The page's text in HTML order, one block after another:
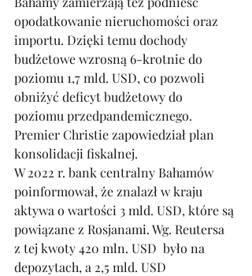
opodatkowanie nieruchomości oraz
importu. Dzięki temu dochody
budżetowe wzrosną 6-krotnie do
poziomu 1,7 mld. USD, co pozwoli
obniżyć deficyt budżetowy do
poziomu przedpandemicznego.
Premier Christie zapowiedział plan
konsolidacji fiskalnej.
W 2022 r. bank centralny Bahamów
poinformował, że znalazł w kraju
aktywa o wartości 3 mld. USD, które są
powiązane z Rosjanami. Wg. Reutersa
z tej kwoty 420 mln. USD  było na
depozytach, a 2,5 mld. USD